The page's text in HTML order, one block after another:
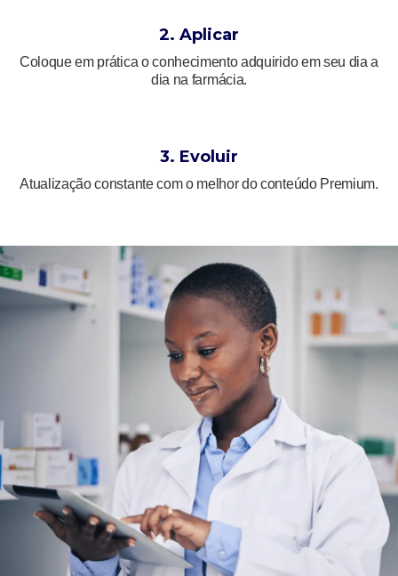
2. Aplicar
Coloque em prática o conhecimento adquirido em seu dia a
dia na farmácia.
3. Evoluir
Atualização constante com o melhor do conteúdo Premium.